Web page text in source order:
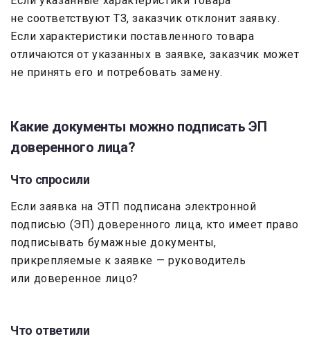
не соответствуют ТЗ, заказчик отклонит заявку.
Если характеристики поставленного товара
отличаются от указанных в заявке, заказчик может
не принять его и потребовать замену.
Какие документы можно подписать ЭП
доверенного лица?
Что спросили
Если заявка на ЭТП подписана электронной
подписью (ЭП) доверенного лица, кто имеет право
подписывать бумажные документы,
прикрепляемые к заявке — руководитель
или доверенное лицо?
Что ответили